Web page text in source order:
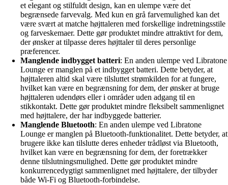
et elegant og stilfuldt design, kan en ulempe være det
begrænsede farvevalg. Med kun en grå farvemulighed kan det
være svært at matche højttaleren med forskellige indretningsstile
og farveskemaer. Dette gør produktet mindre attraktivt for dem,
der ønsker at tilpasse deres højttaler til deres personlige
præferencer.
Manglende indbygget batteri: En anden ulempe ved Libratone
Lounge er manglen på et indbygget batteri. Dette betyder, at
højttaleren altid skal være tilsluttet strømkilden for at fungere,
hvilket kan være en begrænsning for dem, der ønsker at bruge
højttaleren udendørs eller i områder uden adgang til en
stikkontakt. Dette gør produktet mindre fleksibelt sammenlignet
med højttalere, der har indbyggede batterier.
Manglende Bluetooth: En anden ulempe ved Libratone
Lounge er manglen på Bluetooth-funktionalitet. Dette betyder, at
brugere ikke kan tilslutte deres enheder trådløst via Bluetooth,
hvilket kan være en begrænsning for dem, der foretrækker
denne tilslutningsmulighed. Dette gør produktet mindre
konkurrencedygtigt sammenlignet med højttalere, der tilbyder
både Wi-Fi og Bluetooth-forbindelse.